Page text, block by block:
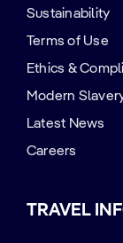
Sustainability
Terms of Use
Ethics &
Modern
Latest News
Careers
TRAVEL